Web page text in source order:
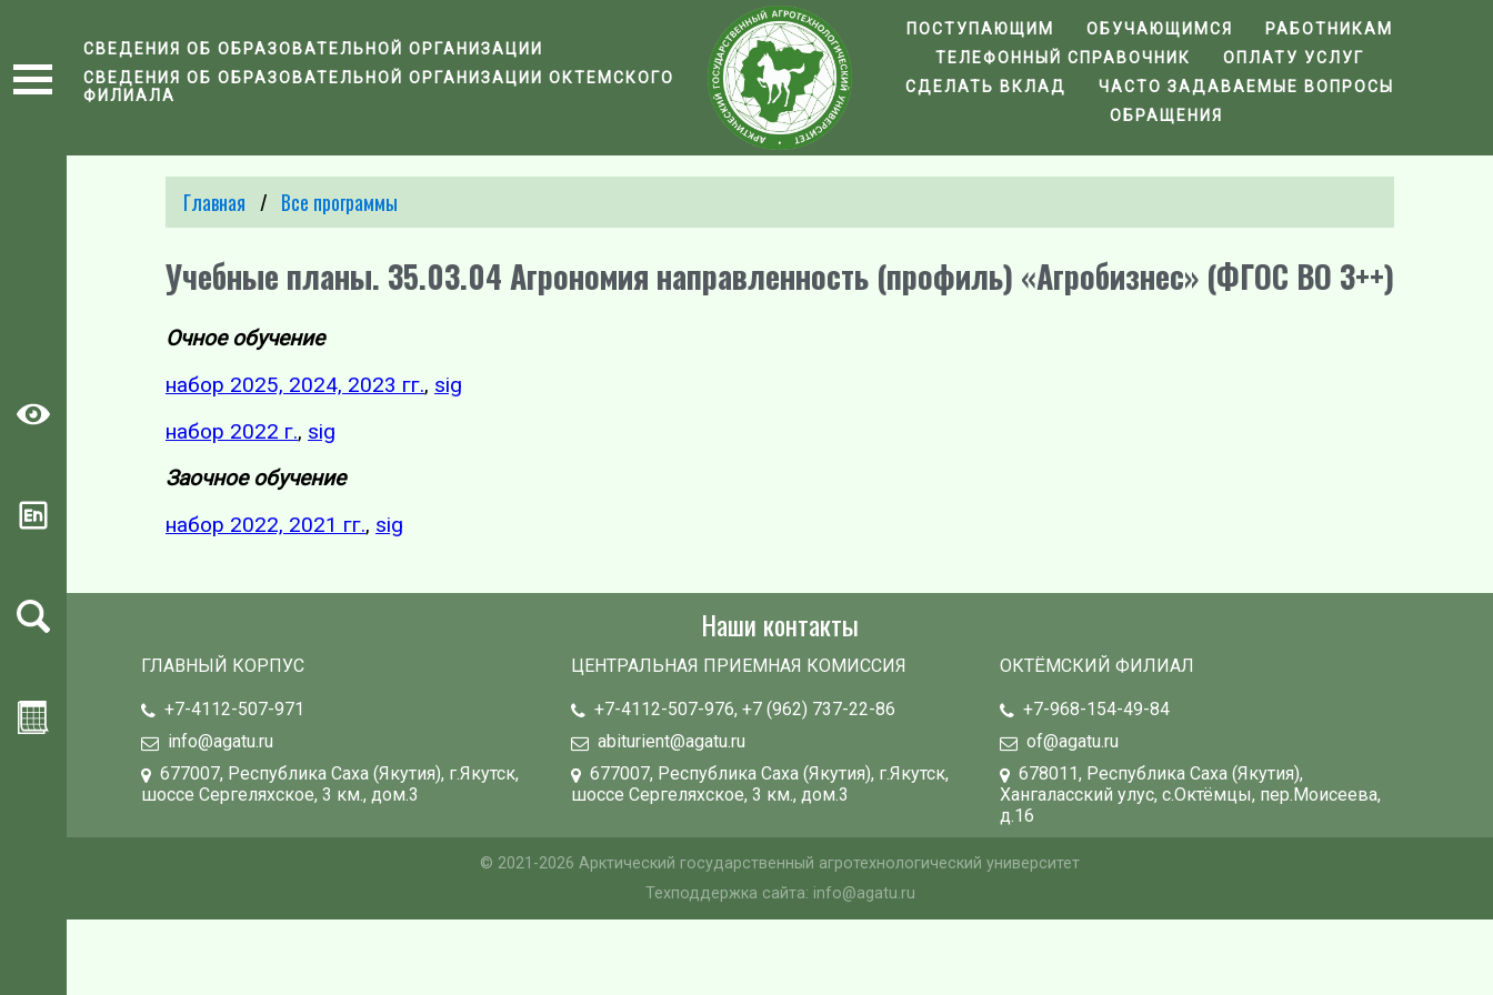
СВЕДЕНИЯ ОБ ОБРАЗОВАТЕЛЬНОЙ ОРГАНИЗАЦИИ
СВЕДЕНИЯ ОБ ОБРАЗОВАТЕЛЬНОЙ ОРГАНИЗАЦИИ ОКТЕМСКОГО
ФИЛИАЛА
ПОСТУПАЮЩИМ ОБУЧАЮЩИМСЯ
РАБОТНИКАМ
ТЕЛЕФОННЫЙ СПРАВОЧНИК
ОПЛАТУ УСЛУГ
СДЕЛАТЬ ВКЛАД
ЧАСТО ЗАДАВАЕМЫЕ ВОПРОСЫ
ОБРАЩЕНИЯ
Главная Все программы
Учебные планы. 35.03.04 Агрономия направленность (профиль) «Агробизнес» (ФГОС ВО 3++)
Очное обучение
набор 2025, 2024, 2023 гг., sig
набор 2022 г., sig
Заочное обучение
набор 2022, 2021 гг., sig
Наши контакты
ГЛАВНЫЙ КОРПУС
+7-4112-507-971
info@agatu.ru
677007, Республика Саха (Якутия), г.Якутск,
шоссе Сергеляхское, 3 км., дом.3
ЦЕНТРАЛЬНАЯ ПРИЕМНАЯ КОМИССИЯ
+7-4112-507-976, +7 (962) 737-22-86
abiturient@agatu.ru
677007, Республика Саха (Якутия), г.Якутск,
шоссе Сергеляхское, 3 км., дом.3
ОКТЁМСКИЙ ФИЛИАЛ
+7-968-154-49-84
of@agatu.ru
678011, Республика Саха (Якутия),
Хангаласский улус, с.Октёмцы, пер.Моисеева,
д.16
© 2021-2026 Арктический государственный агротехнологический университет
Техподдержка сайта: info@agatu.ru